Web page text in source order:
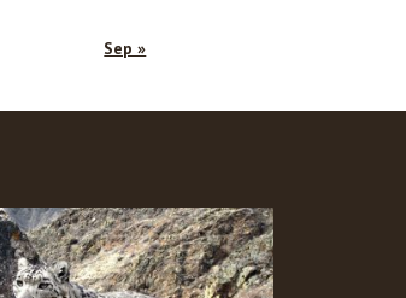
Sep »